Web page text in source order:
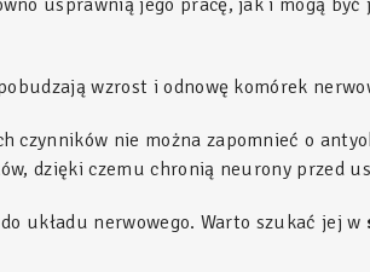
usprawnią jego pracę, jak i mogą
wzrost i odnowę komórek
czynników nie można zapomnieć o
dzięki czemu chronią neurony przed
układu nerwowego. Warto szukać jej w